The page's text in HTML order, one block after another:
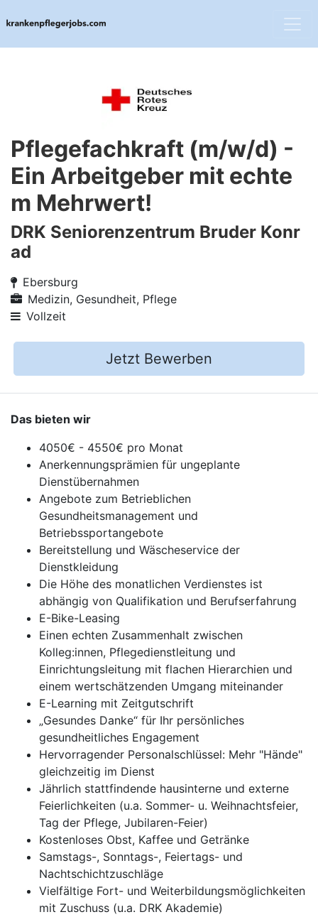
Pflegefachkraft (m/w/d) -
Ein Arbeitgeber mit echte
m Mehrwert!
DRK Seniorenzentrum Bruder Konr
ad
Ebersburg
Medizin, Gesundheit, Pflege
Vollzeit
Jetzt Bewerben
Das bieten wir
4050€ - 4550€ pro Monat
Anerkennungsprämien für ungeplante
Dienstübernahmen
Angebote zum Betrieblichen
Gesundheitsmanagement und
Betriebssportangebote
Bereitstellung und Wäscheservice der
Dienstkleidung
Die Höhe des monatlichen Verdienstes ist
abhängig von Qualifikation und Berufserfahrung
E-Bike-Leasing
Einen echten Zusammenhalt zwischen
Kolleg:innen, Pflegedienstleitung und
Einrichtungsleitung mit flachen Hierarchien und
einem wertschätzenden Umgang miteinander
E-Learning mit Zeitgutschrift
„Gesundes Danke“ für Ihr persönliches
gesundheitliches Engagement
Hervorragender Personalschlüssel: Mehr "Hände"
gleichzeitig im Dienst
Jährlich stattfindende hausinterne und externe
Feierlichkeiten (u.a. Sommer- u. Weihnachtsfeier,
Tag der Pflege, Jubilaren-Feier)
Kostenloses Obst, Kaffee und Getränke
Samstags-, Sonntags-, Feiertags- und
Nachtschichtzuschläge
Vielfältige Fort- und Weiterbildungsmöglichkeiten
mit Zuschuss (u.a. DRK Akademie)